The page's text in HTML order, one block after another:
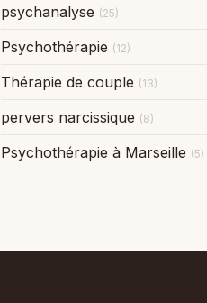
psychanalyse (25)
Psychothérapie (12)
Thérapie de couple (13)
pervers narcissique (8)
Psychothérapie à Marseille (5)